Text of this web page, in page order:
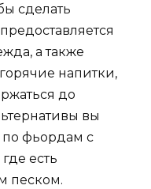
сделать
а также
напитки,
до
вы
по фьордам с
есть
песком.